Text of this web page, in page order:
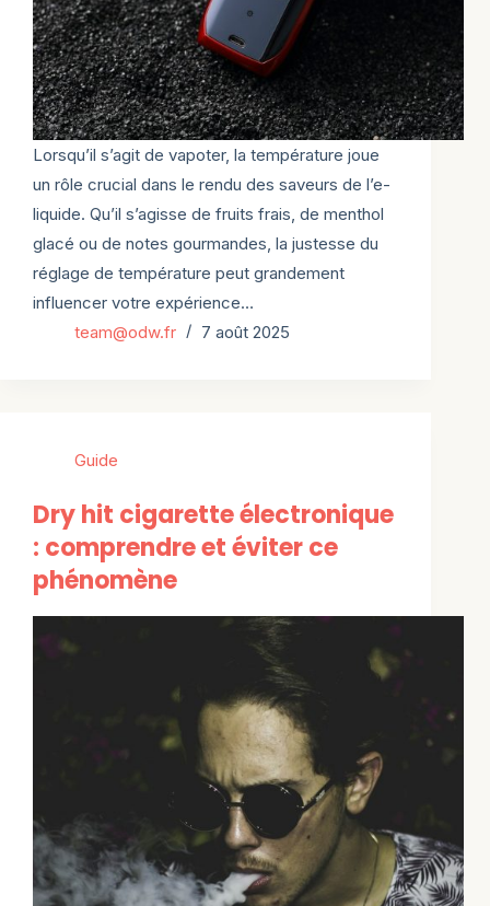
Lorsqu’il s’agit de vapoter, la température joue
un rôle crucial dans le rendu des saveurs de l’e-
liquide. Qu’il s’agisse de fruits frais, de menthol
glacé ou de notes gourmandes, la justesse du
réglage de température peut grandement
influencer votre expérience…
team@odw.fr
7 août 2025
Guide
Dry hit cigarette électronique
: comprendre et éviter ce
phénomène